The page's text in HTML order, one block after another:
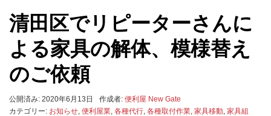
清田区でリピーターさんに
よる家具の解体、模様替え
のご依頼
公開済み: 2020年6月13日 作成者: 便利屋 New Gate
カテゴリー: お知らせ, 便利屋業, 各種代行, 各種取付作業, 家具移動, 家具組